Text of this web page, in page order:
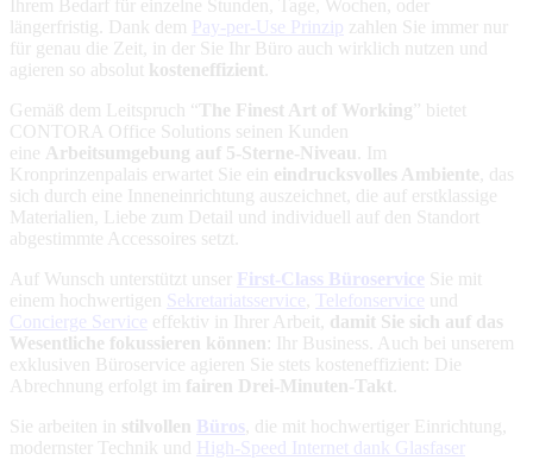
Ihrem Bedarf für einzelne Stunden, Tage, Wochen, oder
längerfristig. Dank dem Pay-per-Use Prinzip zahlen Sie immer nur
für genau die Zeit, in der Sie Ihr Büro auch wirklich nutzen und
agieren so absolut kosteneffizient
Gemäß dem Leitspruch “ The Finest Art of Working” bietet
CONTORA Office Solutions seinen Kunden
eine Arbeitsumgebung auf 5-Sterne-Niveau
. Im
Kronprinzenpalais erwartet Sie ein eindrucksvolles Ambiente , das
sich durch eine Inneneinrichtung auszeichnet, die auf erstklassige
Materialien, Liebe zum Detail und individuell auf den Standort
abgestimmte Accessoires setzt.
Auf Wunsch unterstützt unser
First-Class Büroservice Sie mit
einem hochwertigen
Sekretariatsservice Telefonservice und
Concierge Service effektiv in Ihrer Arbeit, damit Sie sich auf das
Wesentliche fokussieren können : Ihr Business. Auch bei unserem
exklusiven Büroservice agieren Sie stets kosteneffizient: Die
Abrechnung erfolgt im fairen Drei-Minuten-Takt
Sie arbeiten in stilvollen Büros , die mit hochwertiger Einrichtung,
modernster Technik und
High-Speed Internet dank Glasfaser